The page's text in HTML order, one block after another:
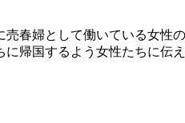
春婦として働いている女
帰国するよう女性たちに伝